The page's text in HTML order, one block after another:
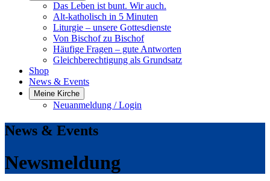
Das Leben ist bunt. Wir auch.
Alt-katholisch in 5 Minuten
Liturgie – unsere Gottesdienste
Von Bischof zu Bischof
Häufige Fragen – gute Antworten
Gleichberechtigung als Grundsatz
Shop
News & Events
Meine Kirche
Neuanmeldung / Login
News & Events
Newsmeldung